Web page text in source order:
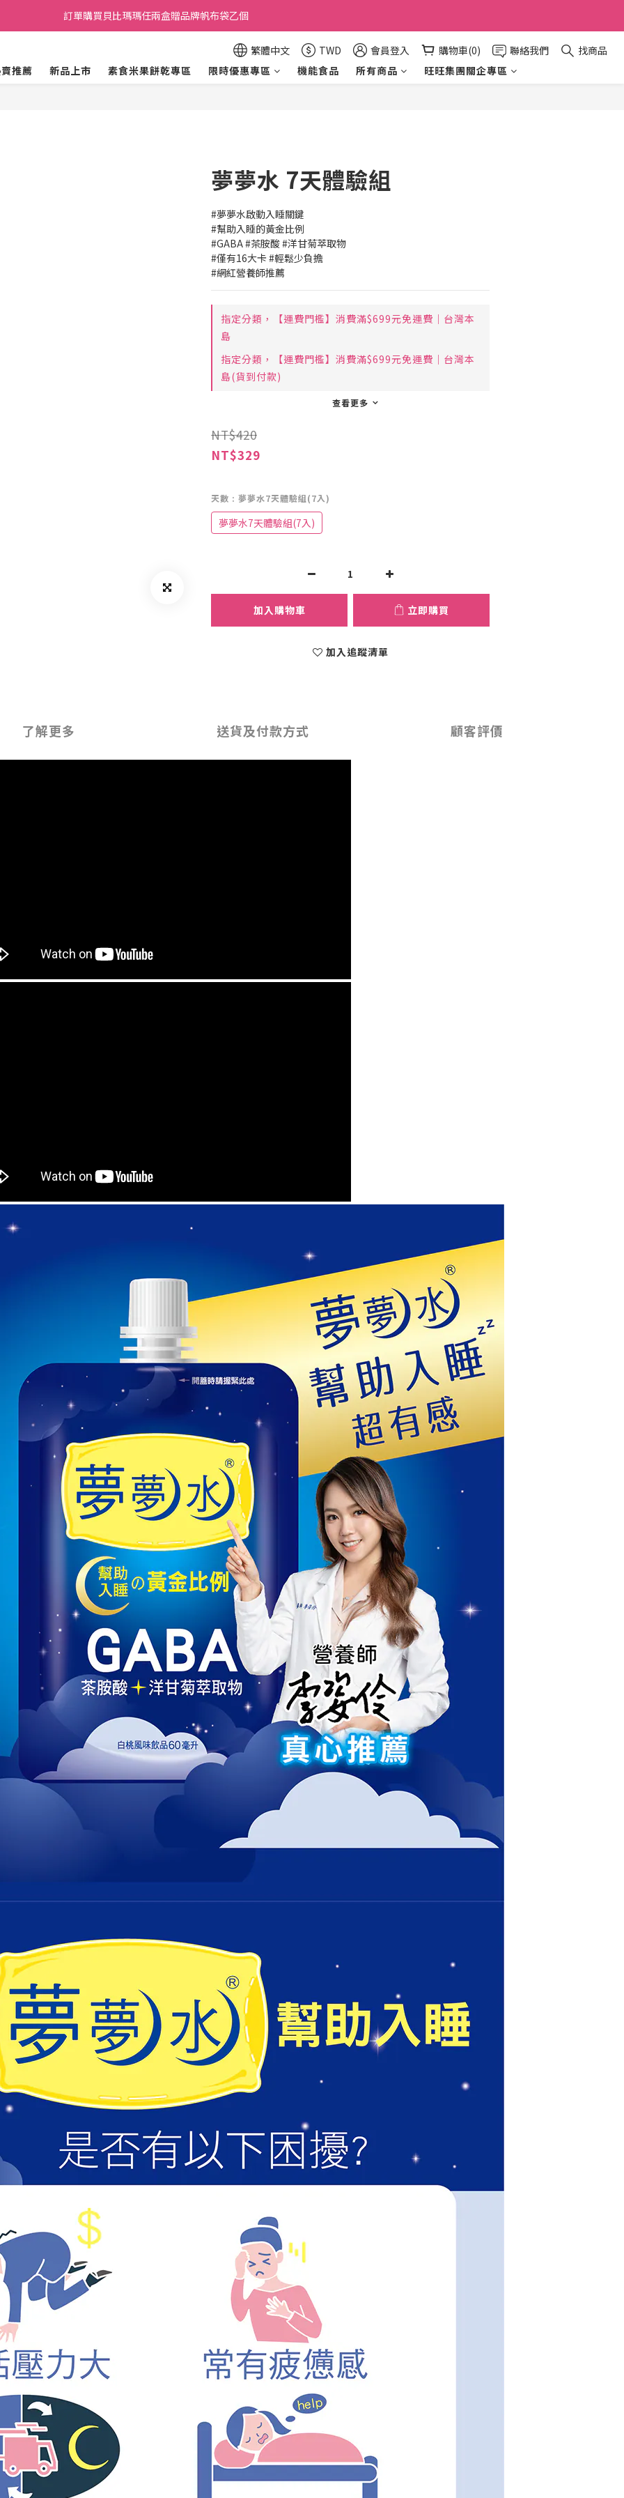
加入會員贈30元購物金，滿699元折50元，滿699即享免運費．
訂單購買貝比瑪瑪任兩盒贈品牌帆布袋乙個
加入會員贈30元購物金，滿699元折50元，滿699即享免運費．
繁體中文 TWD 會員登入 購物車(0) 聯絡我們
找商品
推薦
新品上市 素食米果餅乾專區 限時優惠專區 機能食品 所有商品 旺旺集團關企專區
夢夢水 7天體驗組
#夢夢水啟動入睡關鍵
#幫助入睡的黃金比例
#GABA #茶胺酸 #洋甘菊萃取物
#僅有16大卡 #輕鬆少負擔
#網紅營養師推薦
指定分類，【運費門檻】消費滿$699元免運費｜台灣本
島
指定分類，【運費門檻】消費滿$699元免運費｜台灣本
島(貨到付款)
查看更多
NT$420
NT$329
天數 : 夢夢水7天體驗組(7入)
夢夢水7天體驗組(7入)
加入購物車 立即購買
加入追蹤清單
了解更多 送貨及付款方式 顧客評價